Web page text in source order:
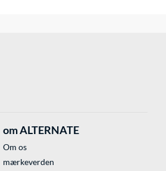
om ALTERNATE
Om os
mærkeverden